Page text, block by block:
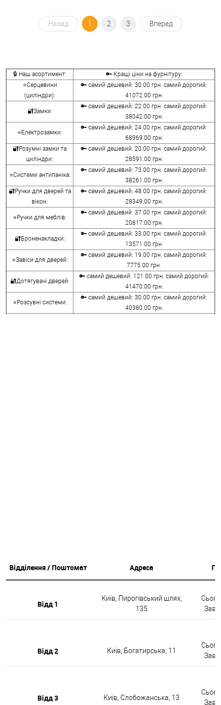
Назад 1 2 3 Вперед
🔒 Наш асортимент:
🔑 Кращі ціни на фурнітуру:
⭐Серцевини
(циліндри):
🔑 самий дешевий: 30.00 грн. самий дорогий:
41072.00 грн.
🔐Замки:
🔑 самий дешевий: 22.00 грн. самий дорогий:
38042.00 грн.
⭐Електрозамки:
🔑 самий дешевий: 24.00 грн. самий дорогий:
68969.00 грн.
🔐Розумні замки та
циліндри:
🔑 самий дешевий: 20.00 грн. самий дорогий:
28591.00 грн.
⭐Системи антипаніка:
🔑 самий дешевий: 73.00 грн. самий дорогий:
38261.00 грн.
🔐Ручки для дверей та
вікон:
🔑 самий дешевий: 48.00 грн. самий дорогий:
28349.00 грн.
⭐Ручки для меблів:
🔑 самий дешевий: 37.00 грн. самий дорогий:
20817.00 грн.
🔐Броненакладки:
🔑 самий дешевий: 33.00 грн. самий дорогий:
13571.00 грн.
⭐Завіси для дверей:
🔑 самий дешевий: 19.00 грн. самий дорогий:
7775.00 грн.
🔐Дотягувачі дверей:
🔑 самий дешевий: 121.00 грн. самий дорогий:
41470.00 грн.
⭐Розсувні системи:
🔑 самий дешевий: 30.00 грн. самий дорогий:
40380.00 грн.
Відділення / Поштомат Адреса
Відд 1
Київ, Пирогівський шлях,
135
Відд 2 Київ, Богатирська, 11
Відд 3 Київ, Слобожанська, 13